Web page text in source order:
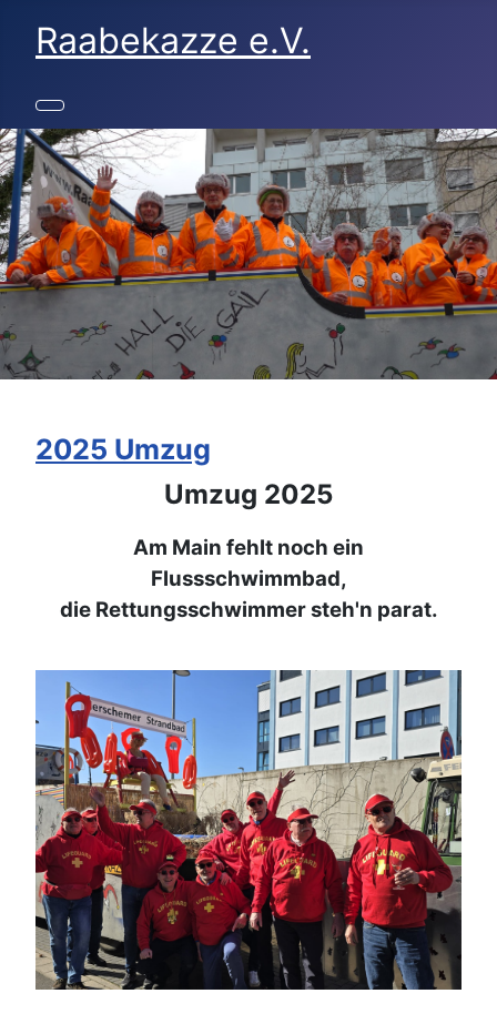
Raabekazze e.V.
2025 Umzug
Umzug 2025
Am Main fehlt noch ein
Flussschwimmbad,
die Rettungsschwimmer steh'n parat.